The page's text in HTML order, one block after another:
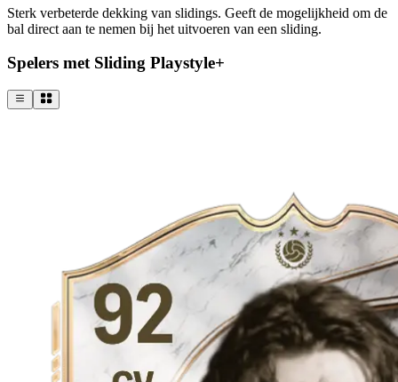
Sterk verbeterde dekking van slidings. Geeft de mogelijkheid om de
bal direct aan te nemen bij het uitvoeren van een sliding.
Spelers met Sliding Playstyle+